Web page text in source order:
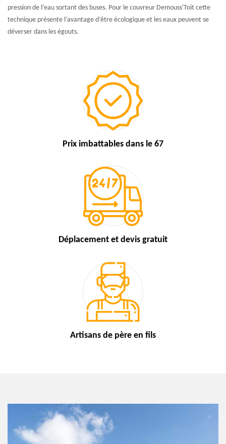
pression de l’eau sortant des buses. Pour le couvreur Demouss'Toit cette
technique présente l’avantage d’être écologique et les eaux peuvent se
déverser dans les égouts.
Prix imbattables dans le 67
Déplacement et devis gratuit
Artisans de père en fils